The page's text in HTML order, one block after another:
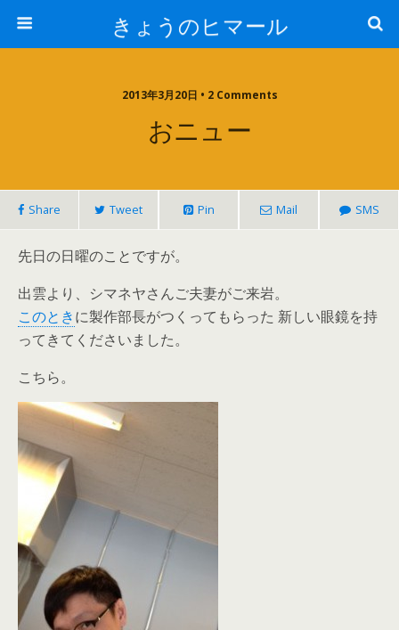
きょうのヒマール
2013年3月20日 • 2 Comments
おニュー
Share Tweet Pin Mail SMS
先日の日曜のことですが。
出雲より、シマネヤさんご夫妻がご来岩。
このときに製作部長がつくってもらった 新しい眼鏡を持
ってきてくださいました。
こちら。